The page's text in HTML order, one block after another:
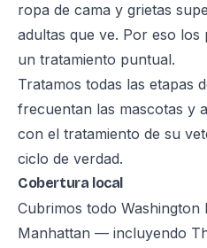
ropa de cama y grietas
adultas que ve. Por eso
un tratamiento puntual.
Tratamos todas las etapas
frecuentan las mascotas y
con el tratamiento de su
ciclo de verdad.
Cobertura local
Cubrimos todo Washington
Manhattan — incluyendo